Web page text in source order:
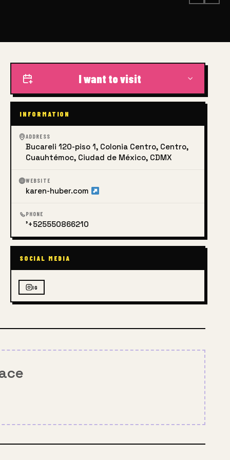
I want to visit
INFORMATION
ADDRESS
Bucareli 120-piso 1, Colonia Centro, Centro,
Cuauhtémoc, Ciudad de México, CDMX
WEBSITE
karen-huber.com
PHONE
'+525550866210
SOCIAL MEDIA
IG